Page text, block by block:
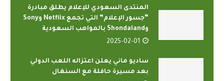
المنتدى السعودي للإعلام يطلق مبادرة
“جسور الإعلام” التي تجمع Netflix وSony
وShondaland بالمواهب السعودية
2025-02-01
ساديو ماني يعلن اعتزاله اللعب الدولي
بعد مسيرة حافلة مع السنغال